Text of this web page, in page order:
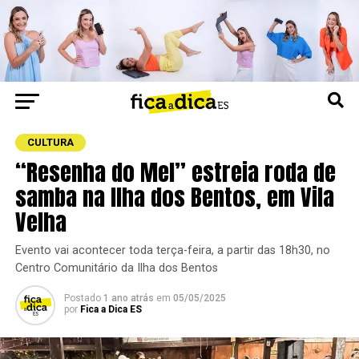
CULTURA
“Resenha do Mel” estreia roda de
samba na Ilha dos Bentos, em Vila
Velha
Evento vai acontecer toda terça-feira, a partir das 18h30, no
Centro Comunitário da Ilha dos Bentos
Postado 1 ano atrás em 05/05/2025
por Fica a Dica ES